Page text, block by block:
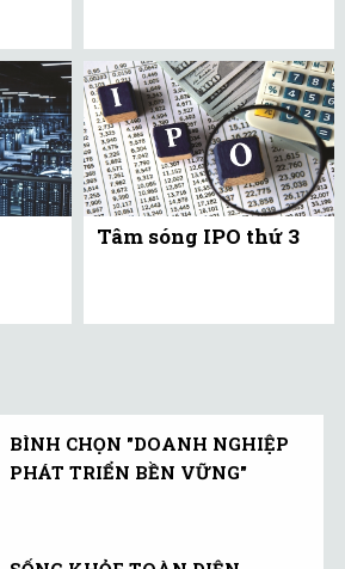
Tâm sóng IPO thứ 3
BÌNH CHỌN "DOANH NGHIỆP
PHÁT TRIỂN BỀN VỮNG"